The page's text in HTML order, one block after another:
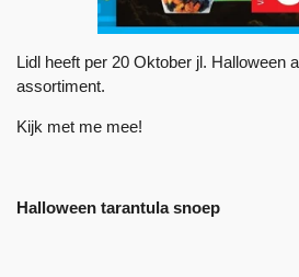
Lidl heeft per 20 Oktober jl. Halloween
assortiment.
Kijk met me mee!
Halloween tarantula snoep